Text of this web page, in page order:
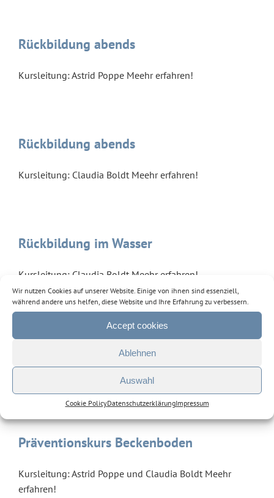
Wir nutzen Cookies auf unserer Website. Einige von ihnen sind essenziell,
während andere uns helfen, diese Website und Ihre Erfahrung zu verbessern.
Accept cookies
Ablehnen
Auswahl
Cookie PolicyDatenschutzerklärungImpressum
Rückbildung abends
Kursleitung: Astrid Poppe Meehr erfahren!
Rückbildung abends
Kursleitung: Claudia Boldt Meehr erfahren!
Rückbildung im Wasser
Kursleitung: Claudia Boldt Meehr erfahren!
Rückbildungsyoga
Kursleitung: Svetlana von Piechowski Meehr erfahren!
Präventionskurs Beckenboden
Kursleitung: Astrid Poppe und Claudia Boldt Meehr
erfahren!